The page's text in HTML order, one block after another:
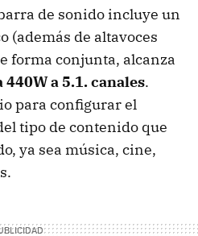
de sonido incluye un
(además de altavoces
forma conjunta, alcanza
a 5.1. canales.
para configurar el
tipo de contenido que
ya sea música, cine,